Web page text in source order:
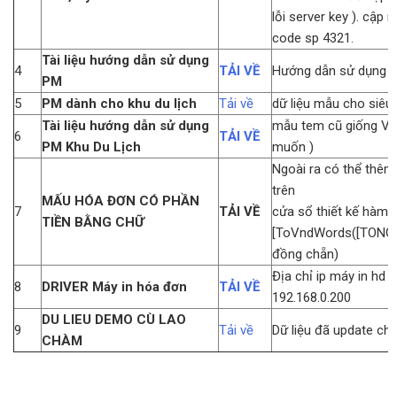
lỗi server key ). cập
code sp 4321.
4
Tài liệu hướng dẫn sử dụng
PM
TẢI VỀ Hướng dẫn sử dụng
5 PM dành cho khu du lịch Tải về dữ liệu mẫu cho siêu
6
Tài liệu hướng dẫn sử dụng
PM Khu Du Lịch
TẢI VỀ
mẫu tem cũ giống
muốn )
7
MẤU HÓA ĐƠN CÓ PHẦN
TIỀN BẰNG CHỮ
TẢI VỀ
Ngoài ra có thể
trên
cửa sổ thiết kế hàm
đồng chẵn)
8 DRIVER Máy in hóa đơn TẢI VỀ
Địa chỉ ip máy in hd
192.168.0.200
9
DU LIEU DEMO CÙ LAO
CHÀM
Tải về Dữ liệu đã update